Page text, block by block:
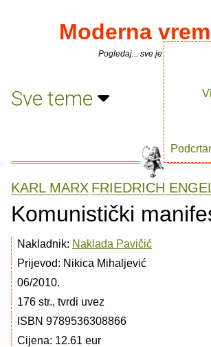
Moderna
Pogledaj... sve je puno knjiga.
Sve teme
KARL MARX FRIEDRICH
Komunistički
Nakladnik: Naklada Pavičić
Prijevod: Nikica Mihaljević
06/2010.
176 str., tvrdi uvez
ISBN 9789536308866
Cijena: 12.61 eur